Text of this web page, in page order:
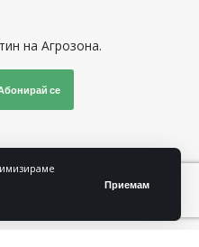
Приемам
на Агрозона.
се
Последвайте ни